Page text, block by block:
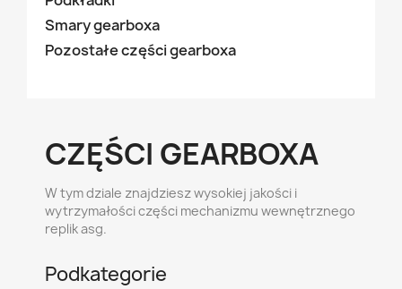
Smary gearboxa
Pozostałe części gearboxa
CZĘŚCI GEARBOXA
W tym dziale znajdziesz wysokiej jakości i
wytrzymałości części mechanizmu wewnętrznego
replik asg.
Podkategorie